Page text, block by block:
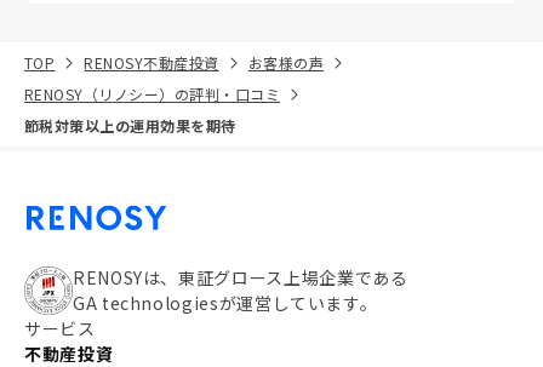
TOP RENOSY不動産投資
お客様の声
RENOSY（リノシー）の評判・口コミ
節税対策以上の運用効果を期待
RENOSYは、東証グロース上場企業である
GA technologiesが運営しています。
サービス
不動産投資